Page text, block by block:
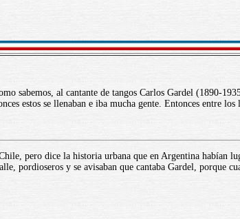
sabemos, al cantante de tangos Carlos Gardel (1890-
estos se llenaban e iba mucha gente. Entonces entre
pero dice la historia urbana que en Argentina habían
pordioseros y se avisaban que cantaba Gardel, porque